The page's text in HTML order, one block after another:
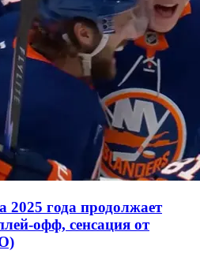
года продолжает
офф, сенсация от